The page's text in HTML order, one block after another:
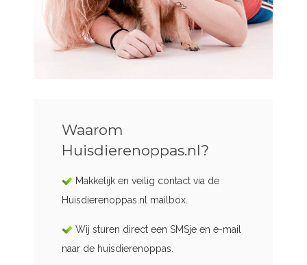
Waarom
Huisdierenoppas.nl?
Makkelijk en veilig contact via de
Huisdierenoppas.nl mailbox.
Wij sturen direct een SMSje en e-mail
naar de huisdierenoppas.